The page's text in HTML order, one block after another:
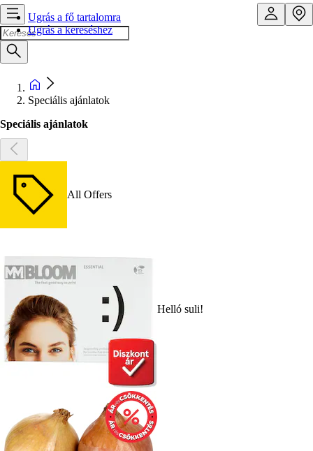
Ugrás a fő tartalomra
Ugrás a kereséshez
Speciális ajánlatok
Speciális ajánlatok
All Offers
Helló suli!